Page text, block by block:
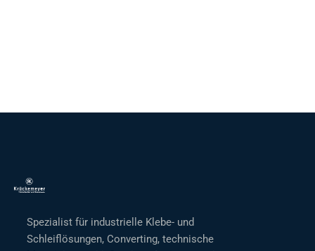
Spezialist für industrielle Klebe- und
Schleiflösungen, Converting, technische